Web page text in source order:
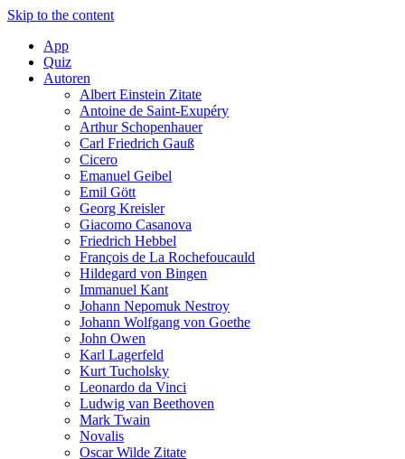
Skip to the content
App
Quiz
Autoren
Albert Einstein Zitate
Antoine de Saint-Exupéry
Arthur Schopenhauer
Carl Friedrich Gauß
Cicero
Emanuel Geibel
Emil Gött
Georg Kreisler
Giacomo Casanova
Friedrich Hebbel
François de La Rochefoucauld
Hildegard von Bingen
Immanuel Kant
Johann Nepomuk Nestroy
Johann Wolfgang von Goethe
John Owen
Karl Lagerfeld
Kurt Tucholsky
Leonardo da Vinci
Ludwig van Beethoven
Mark Twain
Novalis
Oscar Wilde Zitate